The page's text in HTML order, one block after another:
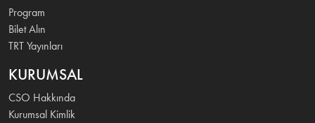
Program
Bilet Alın
TRT Yayınları
KURUMSAL
CSO Hakkında
Kurumsal Kimlik